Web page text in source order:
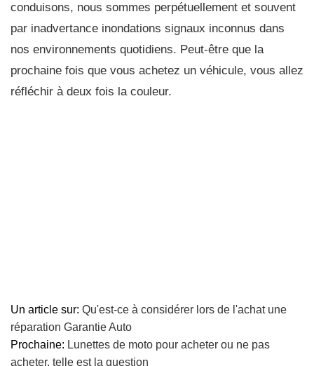
conduisons, nous sommes perpétuellement et souvent
par inadvertance inondations signaux inconnus dans
nos environnements quotidiens. Peut-être que la
prochaine fois que vous achetez un véhicule, vous allez
réfléchir à deux fois la couleur.
Un article sur: Qu'est-ce à considérer lors de l'achat une
réparation Garantie Auto
Prochaine: Lunettes de moto pour acheter ou ne pas
acheter, telle est la question